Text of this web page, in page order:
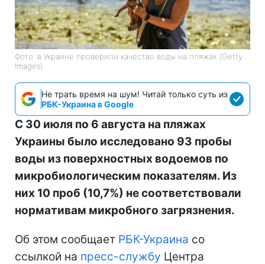
Фото: в Украине проверили качество воды на пляжах (Getty
Images)
Не трать время на шум! Читай только суть из
РБК-Украина в Google
С 30 июля по 6 августа на пляжах
Украины было исследовано 93 пробы
воды из поверхностных водоемов по
микробиологическим показателям. Из
них 10 проб (10,7%) не соответствовали
нормативам микробного загрязнения.
Об этом сообщает РБК-Украина со
ссылкой на пресс-службу Центра